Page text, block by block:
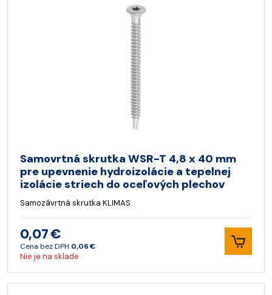
Samovrtná skrutka WSR-T 4,8 x 40 mm
pre upevnenie hydroizolácie a tepelnej
izolácie striech do oceľových plechov
Samozávrtná skrutka KLIMAS.
0,07 €
Cena bez DPH 0,06 €
Nie je na sklade